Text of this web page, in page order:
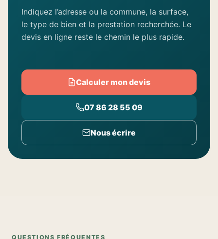
Indiquez l’adresse ou la commune, la surface,
le type de bien et la prestation recherchée. Le
devis en ligne reste le chemin le plus rapide.
Calculer mon devis
07 86 28 55 09
Nous écrire
QUESTIONS FRÉQUENTES